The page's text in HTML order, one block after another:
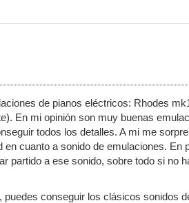
de pianos eléctricos: Rhodes
En mi opinión son muy buenas
todos los detalles. A mi me
en cuanto a sonido de emulaciones. En
partido a ese sonido, sobre todo si no
conseguir los clásicos sonidos